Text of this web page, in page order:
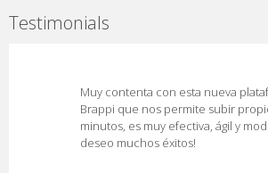
Testimonials
Muy contenta con esta nueva
Brappi que nos permite subir
minutos, es muy efectiva, ágil y
deseo muchos éxitos!